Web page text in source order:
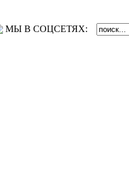
МЫ В СОЦСЕТЯХ: